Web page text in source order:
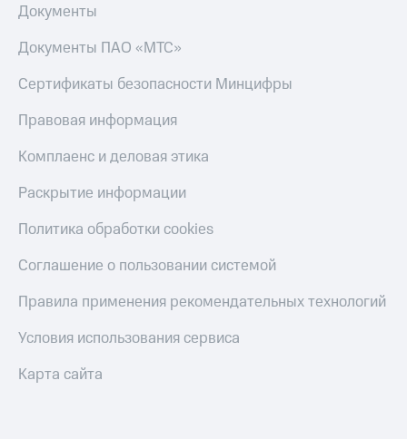
Документы
Документы ПАО «МТС»
Сертификаты безопасности Минцифры
Правовая информация
Комплаенс и деловая этика
Раскрытие информации
Политика обработки cookies
Соглашение о пользовании системой
Правила применения рекомендательных технологий
Условия использования сервиса
Карта сайта